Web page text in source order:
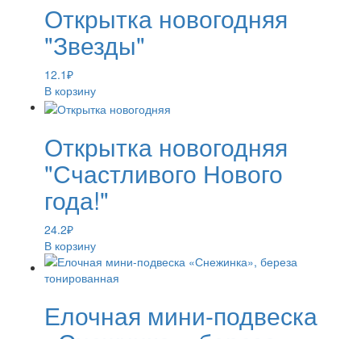
Открытка новогодняя
"Звезды"
12.1₽
В корзину
Открытка новогодняя
"Счастливого Нового
года!"
24.2₽
В корзину
Елочная мини-подвеска